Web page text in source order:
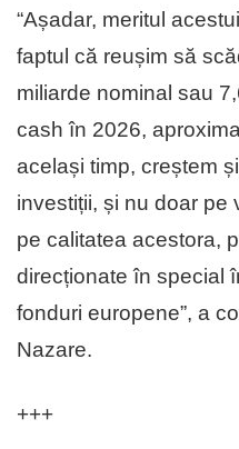
“Așadar, meritul
faptul că reușim să
miliarde nominal sau
cash în 2026,
același timp, creștem
investiții, și nu doar pe
pe calitatea acestora,
direcționate în special
fonduri europene”, a
Nazare.
+++